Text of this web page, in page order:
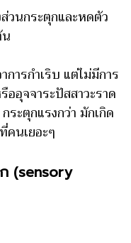
วนกระตุกและหดตัว
ารกำเริบ แต่ไม่มีการ
อุจจาระปัสสาวะราด
ระตุกแรงกว่า มักเกิด
นเยอะๆ
(sensory